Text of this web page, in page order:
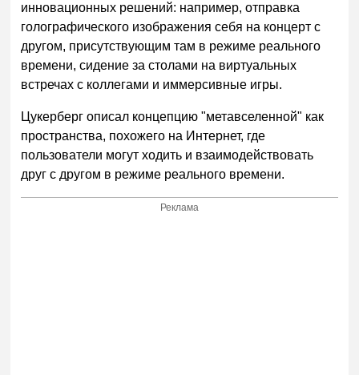
инновационных решений: например, отправка
голографического изображения себя на концерт с
другом, присутствующим там в режиме реального
времени, сидение за столами на виртуальных
встречах с коллегами и иммерсивные игры.
Цукерберг описал концепцию "метавселенной" как
пространства, похожего на Интернет, где
пользователи могут ходить и взаимодействовать
друг с другом в режиме реального времени.
Реклама